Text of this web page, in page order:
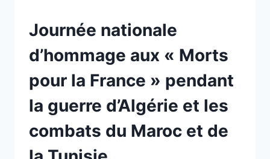
LA
TUNISIE
NON
CLASSÉ
Journée nationale
d’hommage aux « Morts
pour la France » pendant
la guerre d’Algérie et les
combats du Maroc et de